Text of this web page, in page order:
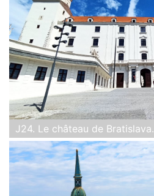
J24. Le château de Bratislava.